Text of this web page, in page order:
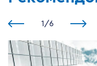
1 /6